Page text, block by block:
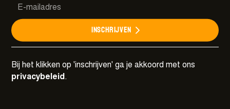
Meer details
Inschrijven
Bij het klikken op 'inschrijven' ga je akkoord met ons
privacybeleid.